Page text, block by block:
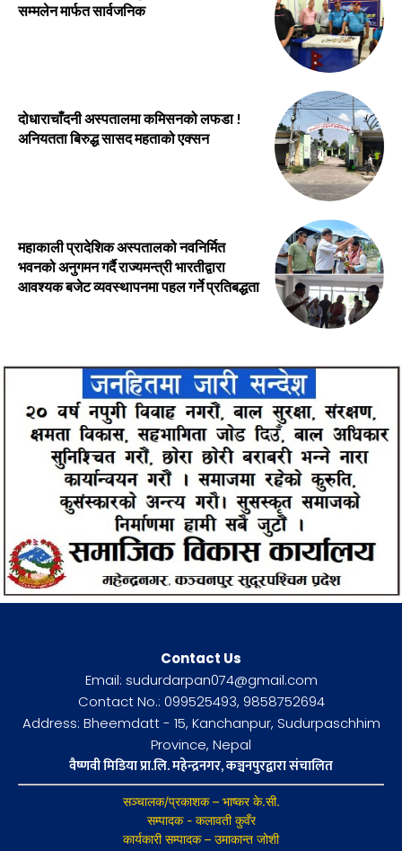
सम्मलेन मार्फत सार्वजनिक
दोधाराचाँदनी अस्पतालमा कमिसनको लफडा !
अनियतता बिरुद्ध सासद महताको एक्सन
महाकाली प्रादेशिक अस्पतालको नवनिर्मित
भवनको अनुगमन गर्दै राज्यमन्त्री भारतीद्वारा
आवश्यक बजेट व्यवस्थापनमा पहल गर्ने प्रतिबद्धता
Contact Us
Email: sudurdarpan074@gmail.com
Contact No.: 099525493, 9858752694
Address: Bheemdatt - 15, Kanchanpur, Sudurpaschhim
Province, Nepal
वैष्णवी मिडिया प्रा.लि. महेन्द्रनगर, कञ्चनपुरद्वारा संचालित
सञ्चालक/प्रकाशक – भाष्कर के.सी.
सम्पादक - कलावती कुवँर
कार्यकारी सम्पादक – उमाकान्त जोशी